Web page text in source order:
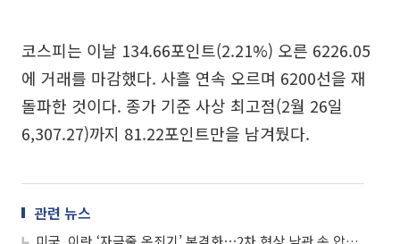
코스피는 이날 134.66포인트(2.21%) 오른 6226.05
에 거래를 마감했다. 사흘 연속 오르며 6200선을 재
돌파한 것이다. 종가 기준 사상 최고점(2월 26일
6,307.27)까지 81.22포인트만을 남겨뒀다.
관련 뉴스